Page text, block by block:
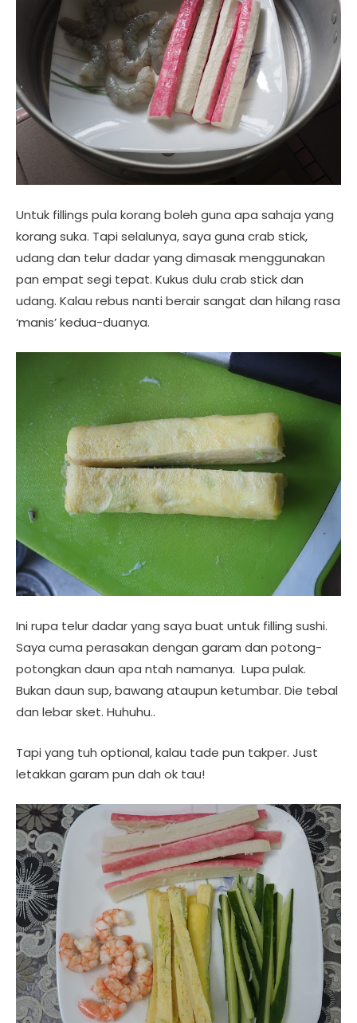
Untuk fillings pula korang boleh guna apa sahaja yang
korang suka. Tapi selalunya, saya guna crab stick,
udang dan telur dadar yang dimasak menggunakan
pan empat segi tepat. Kukus dulu crab stick dan
udang. Kalau rebus nanti berair sangat dan hilang rasa
‘manis’ kedua-duanya.
Ini rupa telur dadar yang saya buat untuk filling sushi.
Saya cuma perasakan dengan garam dan potong-
potongkan daun apa ntah namanya. Lupa pulak.
Bukan daun sup, bawang ataupun ketumbar. Die tebal
dan lebar sket. Huhuhu..
Tapi yang tuh optional, kalau tade pun takper. Just
letakkan garam pun dah ok tau!